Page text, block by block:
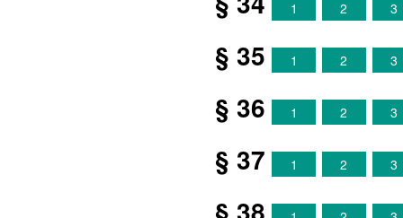
1 2 3
§ 35 1 2 3
§ 36 1 2 3
§ 37 1 2 3